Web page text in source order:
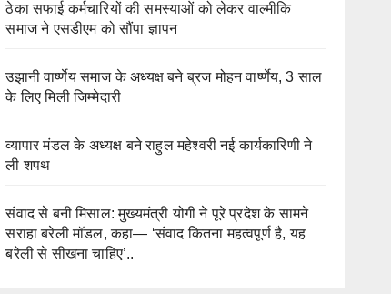
ठेका सफाई कर्मचारियों की समस्याओं को लेकर वाल्मीकि
समाज ने एसडीएम को सौंपा ज्ञापन
उझानी वार्ष्णेय समाज के अध्यक्ष बने ब्रज मोहन वार्ष्णेय, 3 साल
के लिए मिली जिम्मेदारी
व्यापार मंडल के अध्यक्ष बने राहुल महेश्वरी नई कार्यकारिणी ने
ली शपथ
संवाद से बनी मिसाल: मुख्यमंत्री योगी ने पूरे प्रदेश के सामने
सराहा बरेली मॉडल, कहा— ‘संवाद कितना महत्वपूर्ण है, यह
बरेली से सीखना चाहिए’..